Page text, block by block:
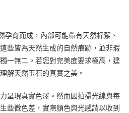
孕育而成，內部可能帶有天然棉絮、
些皆為天然生成的自然痕跡，並非瑕
一無二。若您對完美度要求極高，建
解天然玉石的真實之美。
呈現真實色澤。然而因拍攝光線與每
些微色差，實際顏色與光感請以收到